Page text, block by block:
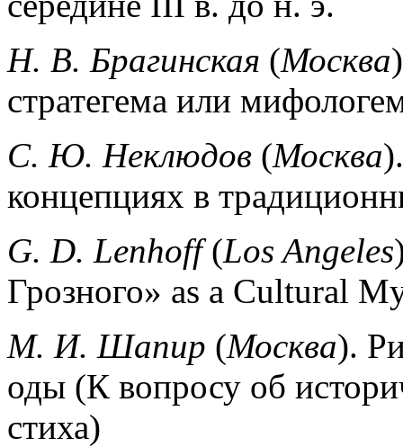
Н. В. Брагинская (Москва
стратегема или
С. Ю. Неклюдов (Москва).
концепциях в
G. D. Lenhoff(Los Angeles
Грозного» as a Cultural
М. И. Шапир (Москва).
оды (К вопросу об
стиха)